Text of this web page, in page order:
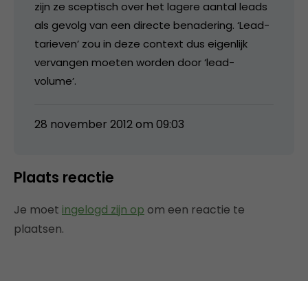
zijn ze sceptisch over het lagere aantal leads
als gevolg van een directe benadering. ‘Lead-
tarieven’ zou in deze context dus eigenlijk
vervangen moeten worden door ‘lead-
volume’.
28 november 2012 om 09:03
Plaats reactie
Je moet ingelogd zijn op om een reactie te
plaatsen.